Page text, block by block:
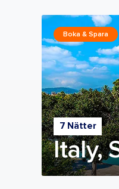
7 Nätter
Italy,
Boka & Spara